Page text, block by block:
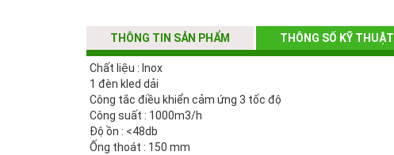
THÔNG TIN SẢN PHẨM THÔNG SỐ KỸ THUẬT
Chất liệu : Inox
1 đèn kled dải
Công tắc điều khiển cảm ứng 3 tốc độ
Công suất : 1000m3/h
Độ ồn : <48db
Ống thoát : 150 mm